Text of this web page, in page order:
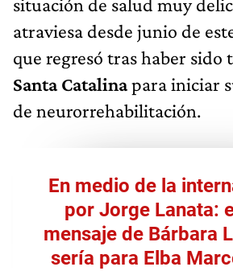
situación de salud muy
atraviesa desde junio de
que regresó tras haber sido
Santa Catalinapara iniciar
de neurorrehabilitación.
En medio de la
por Jorge Lanata:
mensaje de Bárbara
sería para Elba